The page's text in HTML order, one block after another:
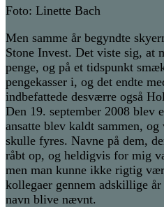
Foto: Linette Bach
Men samme år begyndte
Stone Invest. Det viste sig, at
penge, og på et tidspunkt
pengekasser i, og det endte
indbefattede desværre også
Den 19. september 2008 blev
ansatte blev kaldt sammen,
skulle fyres. Navne på dem,
råbt op, og heldigvis for mig
men man kunne ikke rigtig
kollegaer gennem adskillige
navn blive nævnt.